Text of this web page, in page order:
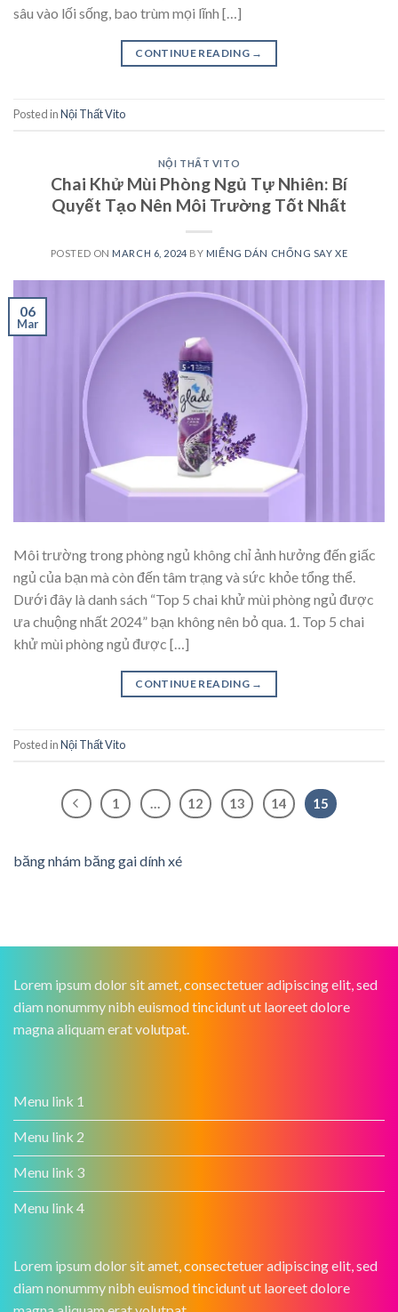
sâu vào lối sống, bao trùm mọi lĩnh […]
CONTINUE READING →
Posted inNội Thất Vito
NỘI THẤT VITO
Chai Khử Mùi Phòng Ngủ Tự Nhiên: Bí
Quyết Tạo Nên Môi Trường Tốt Nhất
POSTED ON MARCH 6, 2024 BY MIẾNG DÁN CHỐNG SAY XE
06
Mar
Môi trường trong phòng ngủ không chỉ ảnh hưởng đến giấc
ngủ của bạn mà còn đến tâm trạng và sức khỏe tổng thể.
Dưới đây là danh sách “Top 5 chai khử mùi phòng ngủ được
ưa chuộng nhất 2024” bạn không nên bỏ qua. 1. Top 5 chai
khử mùi phòng ngủ được […]
CONTINUE READING →
Posted inNội Thất Vito
1 … 12 13 14 15
băng nhám băng gai dính xé
Lorem ipsum dolor sit amet, consectetuer adipiscing elit, sed
diam nonummy nibh euismod tincidunt ut laoreet dolore
magna aliquam erat volutpat.
Menu link 1
Menu link 2
Menu link 3
Menu link 4
Lorem ipsum dolor sit amet, consectetuer adipiscing elit, sed
diam nonummy nibh euismod tincidunt ut laoreet dolore